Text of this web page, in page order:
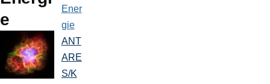
e
Ener
gie
ANT
ARE
S/K